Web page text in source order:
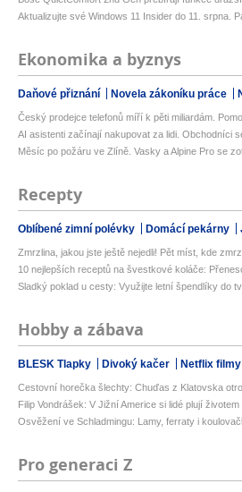
Aktualizujte své Windows 11 Insider do 11. srpna.
Ekonomika a byznys
Daňové přiznání Novela zákoníku práce
Český prodejce telefonů míří k pěti miliardám.
AI asistenti začínají nakupovat za lidi. Obchodníci
Měsíc po požáru ve Zlíně. Vasky a Alpine Pro se
Recepty
Oblíbené zimní polévky Domácí pekárny
Zmrzlina, jakou jste ještě nejedli! Pět míst, kde
10 nejlepších receptů na švestkové koláče:
Sladký poklad u cesty: Využijte letní špendlíky do
Hobby a zábava
BLESK Tlapky Divoký kačer Netflix
Cestovní horečka šlechty: Chuďas z Klatovska
Filip Vondrášek: V Jižní Americe si lidé plují životem
Osvěžení ve Schladmingu: Lamy, ferraty i
Pro generaci Z